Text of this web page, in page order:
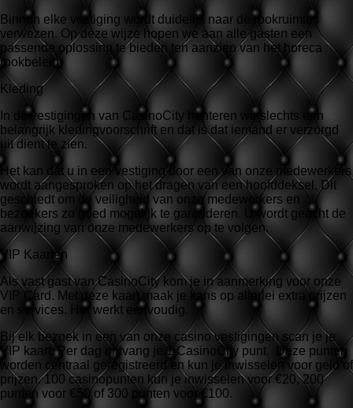
Binnen elke vestiging wordt duidelijk naar de rookruimtes
verwezen. Op deze wijze hopen we aan alle gasten een
passende oplossing te bieden ten aanzien van het horeca
rookbeleid.
Kleding
In de vestigingen van CasinoCity hanteren we slechts een
belangrijk kledingvoorschrift en dat is dat iemand er verzorgd
uit dient te zien.
Het kan dat u in een vestiging door een van onze medewerkers
wordt aangesproken op het dragen van een hoofddeksel. Dit
geschiedt om de veiligheid van onze medewerkers en
bezoekers zo goed mogelijk te garanderen. U wordt geacht de
aanwijzing van onze medewerkers op te volgen.
VIP Kaarten
Als vast gast van CasinoCity kom je in aanmerking voor onze
VIP Card. Met deze kaart maak je kans op allerlei extra prijzen
en services. Het werkt eenvoudig.
Bij elk bezoek in een van onze casino vestigingen scan je je
VIP kaart. Per dag ontvang je 1 CasinoCity punt. Deze punten
worden centraal geregistreerd en kun je inwisselen voor geld of
prijzen. 100 casinopunten kun je inwisselen voor €20, 200
punten voor €50 of 300 punten voor €100.